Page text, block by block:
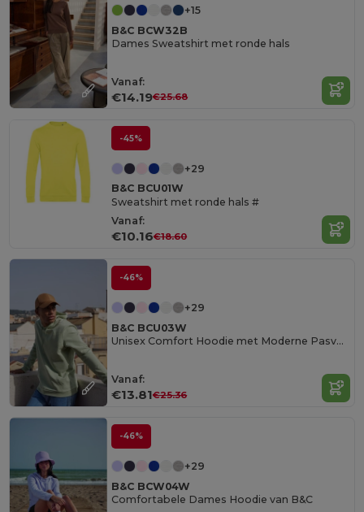
+15
B&C BCW32B
Dames Sweatshirt met ronde hals
Vanaf:
€14.19€25.68
-45%
+29
B&C BCU01W
Sweatshirt met ronde hals #
Vanaf:
€10.16€18.60
-46%
+29
B&C BCU03W
Unisex Comfort Hoodie met Moderne Pasvorm
Vanaf:
€13.81€25.36
-46%
+29
B&C BCW04W
Comfortabele Dames Hoodie van B&C